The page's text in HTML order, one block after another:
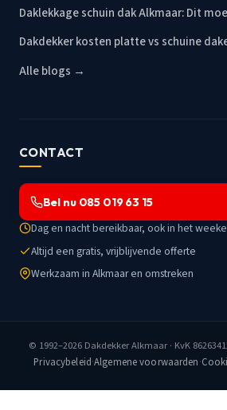
Daklekkage schuin dak Alkmaar: Dit
Dakdekker kosten platte vs schuine
Alle blogs →
CONTACT
Bel nu 085 019 63 15
Dag en nacht bereikbaar, ook in het
Altijd een gratis, vrijblijvende offerte
Werkzaam in Alkmaar en omstreken
© 1992–2026 Dakdekker Alkmaar· KvK
Privacybeleid·Algemene voorwaarden·